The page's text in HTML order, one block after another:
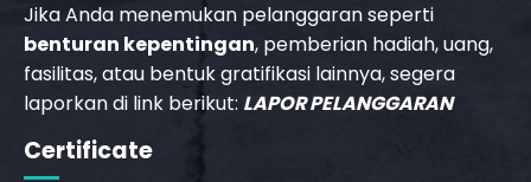
Jika Anda menemukan pelanggaran seperti
benturan kepentingan, pemberian hadiah, uang,
fasilitas, atau bentuk gratifikasi lainnya, segera
laporkan di link berikut: LAPOR PELANGGARAN
Certificate